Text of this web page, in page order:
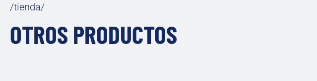
/tienda/
OTROS PRODUCTOS